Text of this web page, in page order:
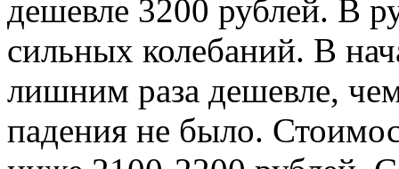
дешевле 3200 рублей. В
сильных колебаний. В
лишним раза дешевле,
падения не было.